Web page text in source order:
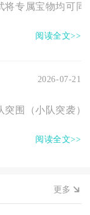
将专属宝物均可
阅读全文>>
2026-07-21
突围（小队突袭
阅读全文>>
更多